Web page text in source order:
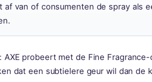
af van of consumenten de spray als
AXE probeert met de Fine
dat een subtielere geur wil dan de